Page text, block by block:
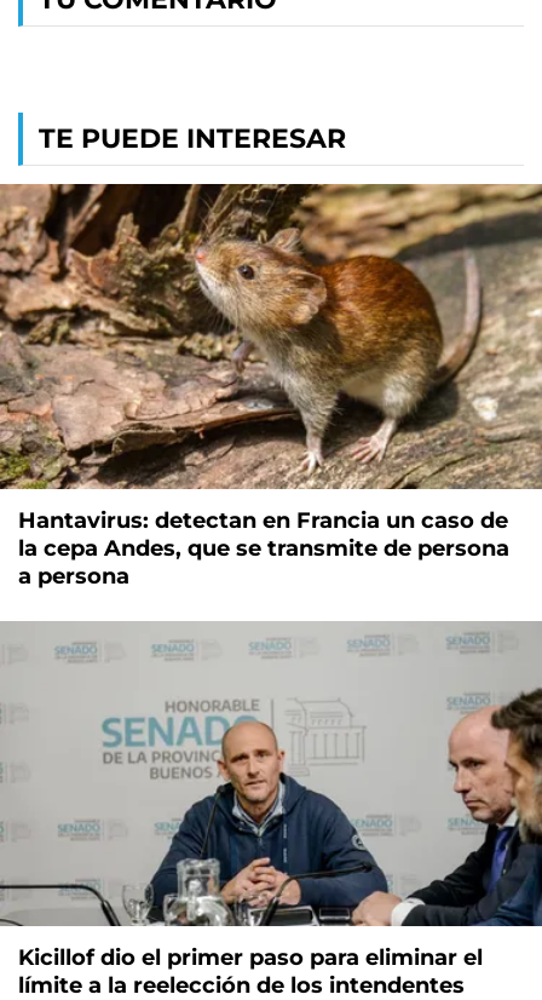
TE PUEDE INTERESAR
Hantavirus: detectan en Francia un caso de
la cepa Andes, que se transmite de persona
a persona
Kicillof dio el primer paso para eliminar el
límite a la reelección de los intendentes